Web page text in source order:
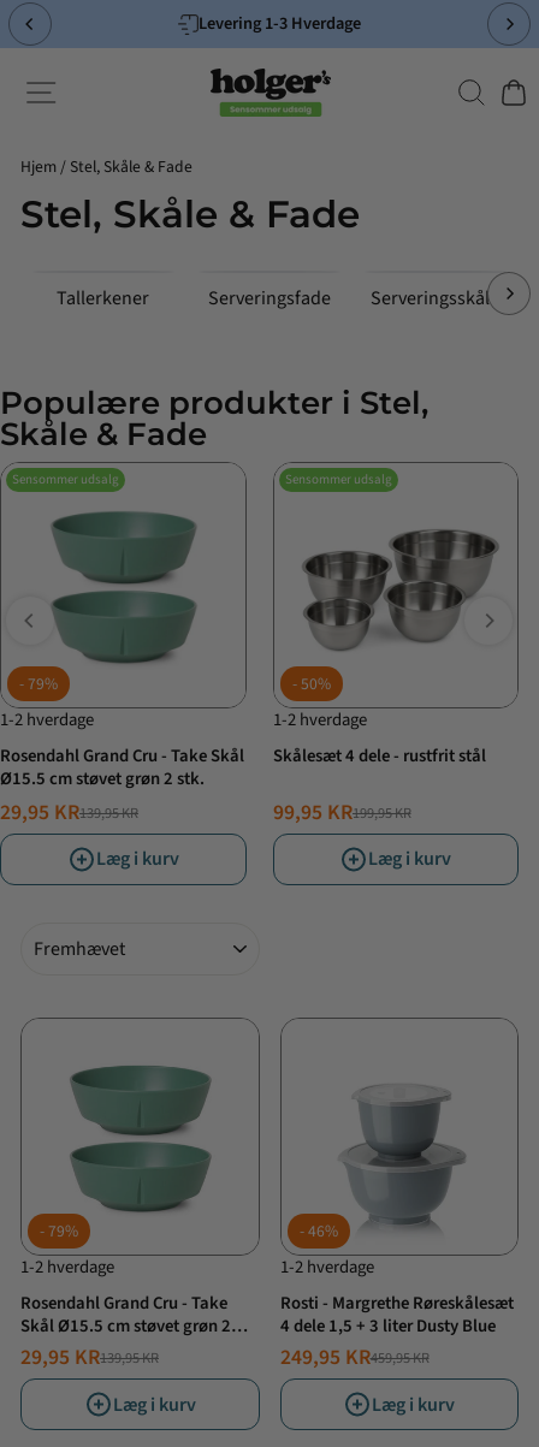
Spring
til
Pause
slideshow
Levering 1-3 Hverdage
Side-navigation
Søg
Hjem/ Stel, Skåle & Fade
Stel, Skåle & Fade
Tallerkener Serveringsfade Serveringsskåle
Populære produkter i Stel,
Skåle & Fade
Sensommer udsalg
79%
1-2 hverdage
Rosendahl Grand Cru - Take Skål
Ø15.5 cm støvet grøn 2 stk.
NORMALPRIS
139,95 KR
TILBUDSPRIS
29,95 KR
Læg i kurv
Sensommer udsalg
50%
1-2 hverdage
Skålesæt 4 dele - rustfrit stål
NORMALPRIS
199,95 KR
TILBUDSPRIS
99,95 KR
Læg i kurv
79%
1-2 hverdage
Rosendahl Grand Cru - Take
Skål Ø15.5 cm støvet grøn 2
stk.
NORMALPRIS
139,95 KR
TILBUDSPRIS
29,95 KR
Læg i kurv
46%
1-2 hverdage
Rosti - Margrethe Røreskålesæt
4 dele 1,5 + 3 liter Dusty Blue
NORMALPRIS459,95 KR
TILBUDSPRIS
249,95 KR
Læg i kurv